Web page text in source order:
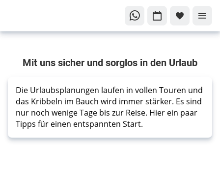
fliegen
sorglos
reisen
Unsere
Tipps für
einen
Mit uns sicher und sorglos in den Urlaub
Die Urlaubsplanungen laufen in vollen Touren und
das Kribbeln im Bauch wird immer stärker. Es sind
nur noch wenige Tage bis zur Reise. Hier ein paar
Tipps für einen entspannten Start.